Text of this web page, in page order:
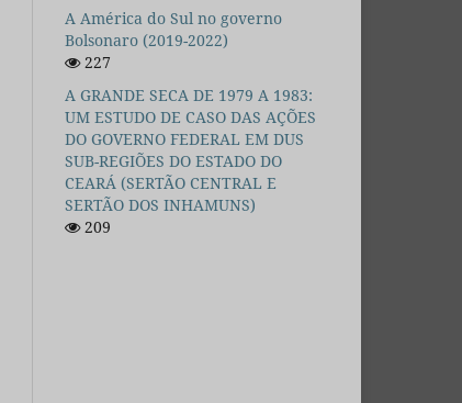
A América do Sul no governo
Bolsonaro (2019-2022)
227
A GRANDE SECA DE 1979 A 1983:
UM ESTUDO DE CASO DAS AÇÕES
DO GOVERNO FEDERAL EM DUS
SUB-REGIÕES DO ESTADO DO
CEARÁ (SERTÃO CENTRAL E
SERTÃO DOS INHAMUNS)
209